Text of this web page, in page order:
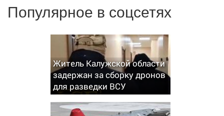
Популярное в соцсетях
Житель Калужской области
задержан за сборку дронов
для разведки ВСУ